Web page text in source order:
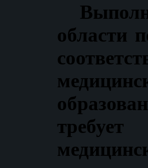
области